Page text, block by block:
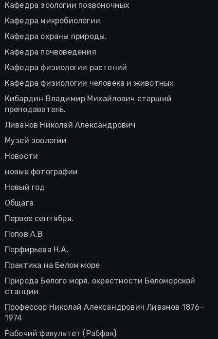
Кафедра зоологии позвоночных
Кафедра микробиологии
Кафедра охраны природы.
Кафедра почвоведения
Кафедра физиологии растений
Кафедра физиологии человека и животных
Кибардин Владимир Михайлович старший
преподаватель.
Ливанов Николай Александрович
Музей зоологии
Новости
новые фотографии
Новый год
Общага
Первое сентября.
Попов А.В
Порфирьева Н.А.
Практика на Белом море
Природа Белого моря, окрестности Беломорской
станции
Профессор Николай Александрович Ливанов 1876-
1974
Рабочий факультет (Рабфак)